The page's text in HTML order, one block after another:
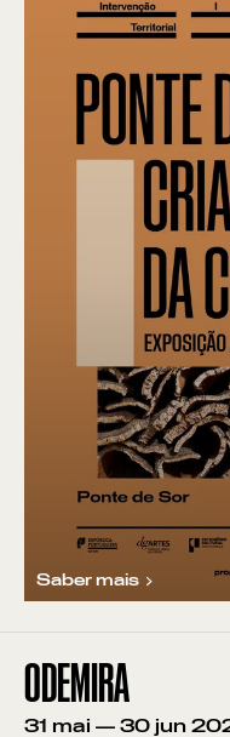
Saber mais
ODEMIRA
31 mai — 30 jun